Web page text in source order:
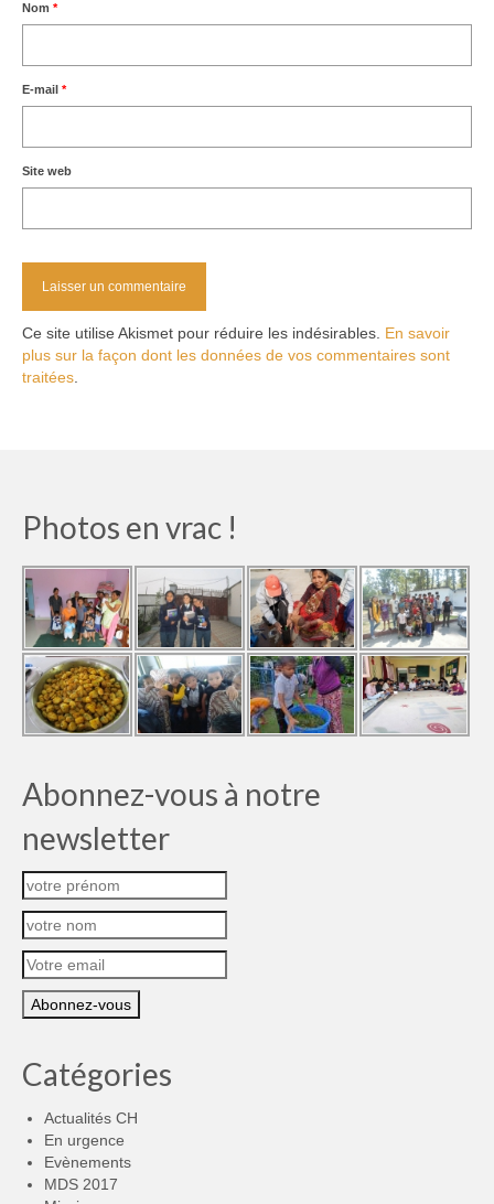
Nom *
E-mail *
Site web
Ce site utilise Akismet pour réduire les indésirables. En savoir
plus sur la façon dont les données de vos commentaires sont
traitées
Photos en vrac !
Abonnez-vous à notre
newsletter
Catégories
Actualités CH
En urgence
Evènements
MDS 2017